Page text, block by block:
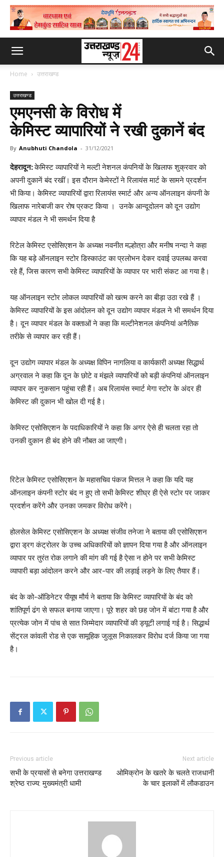
Home उत्तराखण्ड
उत्तराखण्ड
एमएनसी के विरोध में
केमिस्ट व्यापारियों ने रखी दुकानें बंद
By Anubhuti Chandola - 31/12/2021
देहरादून:केमिस्ट व्यापारियों ने मल्टी नेशनल कंपनियों के खिलाफ शुक्रवार को
अपनी दुकानें बंद रखीं। इस दौरान केमेस्टों ने रिलायंस मार्ट के सामने प्रदर्शन
भी किया। केमिस्ट व्यापारियों द्वारा रिलायंस स्मार्ट और अन्य ऑनलाइन कंपनी के
खिलाफ नारेबाजी कर रोष प्रकट किया । उनके आन्दूदोलन को दून उद्योग
व्यापार मंडल ने भी समर्थन दिया है
रिटेल केमिस्ट एसोसिएशन के अध्यक्ष नवनीत मल्होत्रा और मनीष नन्दा ने कहा
कि यह बड़े ऑनलाइन स्टोर डिस्काउंट का प्रलोभन देकर दवाई उपलब्ध करवा
रहे हैं, जिस कारण सभी केमिस्ट व्यापारियों के व्यापार पर भारी संकट आ गया है।
यह ऑनलाइन स्टोर लोकल व्यापारियों को खत्म करने का बीड़ा उठा रखे हैं ।
केमिस्ट व्यापारियों के इस आंदोलन को दून उद्योग व्यापार मंडल ने भी समर्थन दिया
है। दून व्यापार मंडल के वक्ताओं ने कहा कि मल्टीनेशनल कंपनियां अनैतिक
तरीके से व्यापार कर रही हैं।
दून उद्योग व्यापार मंडल के अध्यक्ष विपिन नागलिया व कार्यकारी अध्यक्ष सिद्धार्थ
अग्रवाल ने कहा कि दून के छोटे व मंझले व्यापारियों को बड़ी कंपनियां ऑनलाइन
व्यापार कर नुकसान पहुंचा रही हैं। अब रिलायंस स्मार्ट मेगा स्टोर के अंदर ही
केमिस्ट की दुकान भी खोल दी गई है।
केमिस्ट एसोसिएशन के पदाधिकारियों ने कहा कि अगर ऐसे ही चलता रहा तो
उनकी दुकान ही बंद होने की नौबत आ जाएगी।
रिटेल केमिस्ट एसोसिएशन के महासचिव पंकज मित्तल ने कहा कि यदि यह
ऑनलाइन कंपनी स्टोर बंद न हुए तो सभी केमिस्ट शीघ्र ही ऐसे स्टोर पर जाकर
प्रदर्शन करेंगे और उनका जमकर विरोध करेंगे।
होलसेल केमिस्ट एसोसिएशन के अध्यक्ष संजीव तनेजा ने बताया की एसोसिएशन
द्वारा ड्रग कंट्रोलर के उच्च अधिकारियों को ज्ञापन दिया गया है और ऑनलाइन
व्यापार पर तुरंत रोक लगाने की मांग की गई है ऐसा न होने पर सभी केमिस्ट
व्यापारी बड़ा आंदोलन करने और आर-पार की लड़ाई लड़ने के लिए तैयार हैं।
बंद के को-ऑडिनेटर पीयूष मौर्य ने बताया कि केमिस्ट व्यापारियों के बंद को
शांतिपूर्ण ढंग से सफल बनाया जाएगा। पूरे शहर को छह जोन में बांटा गया है और
प्रत्येक जोन में पांच से सात जिम्मेदार व्यापारियों की ड्यूटी लगाई गई है। सिद्धार्थ
सेंट्रल कांवली रोड से एक सामूहिक जुलूस निकालकर विरोध दर्ज किया जा गया
है।
Previous article
सभी के प्रयासों से बनेगा उत्तराखण्ड
श्रेष्ठ राज्य: मुख्यमंत्री धामी
Next article
ओमिक्रोन के खतरे के चलते राजधानी
के चार इलाकों में लौकडाउन